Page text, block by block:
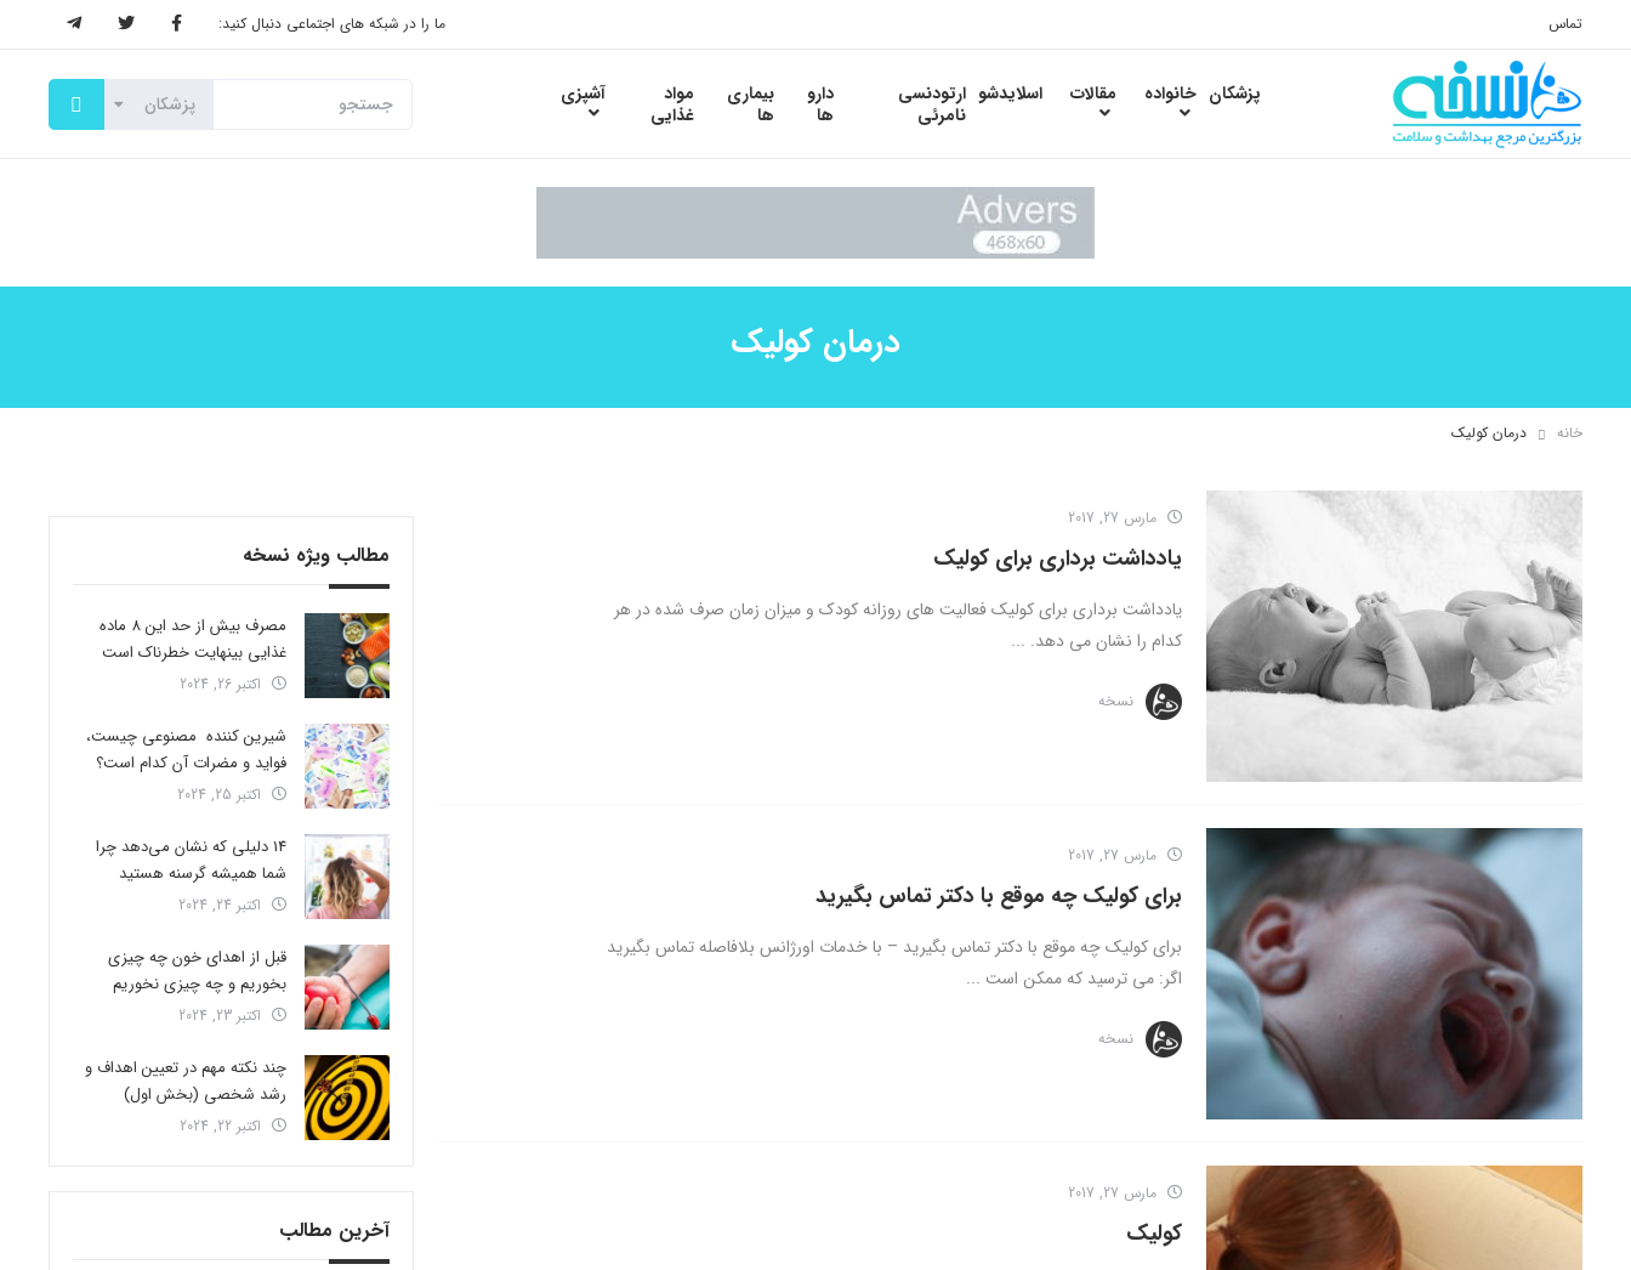
تماس ما را در شبکه های اجتماعی دنبال کنید:
پزشکان خانواده مقالات اسلایدشو ارتودنسی
نامرئی
دارو
ها
بیماری
ها
مواد
غذایی
آشپزی
درمان کولیک
خانه درمان کولیک
مارس 27, 2017
یادداشت برداری برای کولیک
یادداشت برداری برای کولیک فعالیت های روزانه کودک و میزان زمان صرف شده در هر
کدام را نشان می دهد. ...
نسخه
مارس 27, 2017
برای کولیک چه موقع با دکتر تماس بگیرید
برای کولیک چه موقع با دکتر تماس بگیرید – با خدمات اورژانس بلافاصله تماس بگیرید
اگر: می ترسید که ممکن است ...
نسخه
مارس 27, 2017
کولیک
مطالب ویژه نسخه
مصرف بیش از حد این 8 ماده
غذایی بینهایت خطرناک است
اکتبر 26, 2024
شیرین کننده مصنوعی چیست،
فواید و مضرات آن کدام است؟
اکتبر 25, 2024
14 دلیلی که نشان می‌دهد چرا
شما همیشه گرسنه هستید
اکتبر 24, 2024
قبل از اهدای خون چه چیزی
بخوریم و چه چیزی نخوریم
اکتبر 23, 2024
چند نکته مهم در تعیین اهداف و
رشد شخصی (بخش اول)
اکتبر 22, 2024
آخرین مطالب